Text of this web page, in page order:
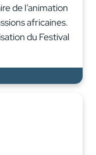
de l’animation
africaines.
du Festival